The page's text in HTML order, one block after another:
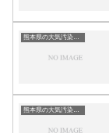
熊本県の大気汚染・PM2.5・黄砂・エアロゾルの数値
熊本県の大気汚染・PM2.5・黄砂・エアロゾルの数値